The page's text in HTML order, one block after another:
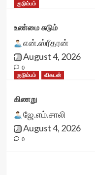
குடும்பம்
உண்மை சுடும்
என்.ஸ்ரீதரன்
August 4, 2026
0
குடும்பம்
விகடன்
கிணறு
ஜே.எம்.சாலி
August 4, 2026
0